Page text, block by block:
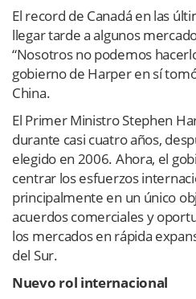
El record de Canadá en las
llegar tarde a algunos
“Nosotros no podemos
gobierno de Harper en sí
China.
El Primer Ministro Stephen
durante casi cuatro años,
elegido en 2006. Ahora, el
centrar los esfuerzos
principalmente en un único
acuerdos comerciales y
los mercados en rápida
del Sur.
Nuevo rol internacional